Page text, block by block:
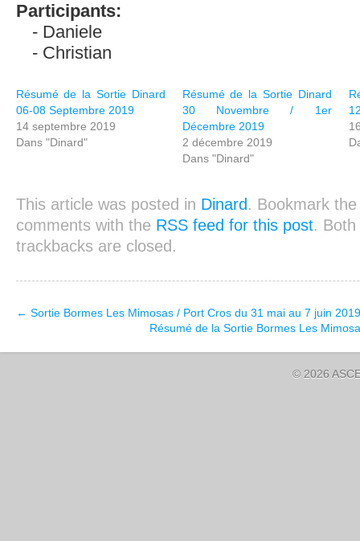
Participants:
Daniele
Christian
Résumé de la Sortie Dinard
06-08 Septembre 2019
14 septembre 2019
Dans "Dinard"
Résumé de la Sortie Dinard
30 Novembre / 1er
Décembre 2019
2 décembre 2019
Dans "Dinard"
This article was posted in Dinard . Bookmark
comments with the RSS feed for this post. Both
trackbacks are closed.
← Sortie Bormes Les Mimosas / Port Cros du 31 mai au 7 juin 2019
Résumé de la Sortie Bormes Les
© 2026